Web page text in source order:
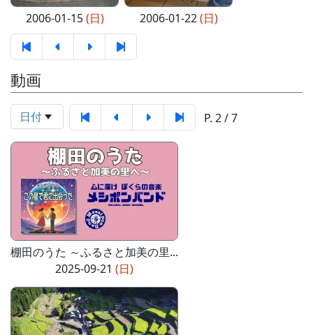
2006-01-15(日) 2006-01-22(日)
動画
日付 P. 2 / 7
棚田のうた ～ふるさと加美の里...
2025-09-21 (日)